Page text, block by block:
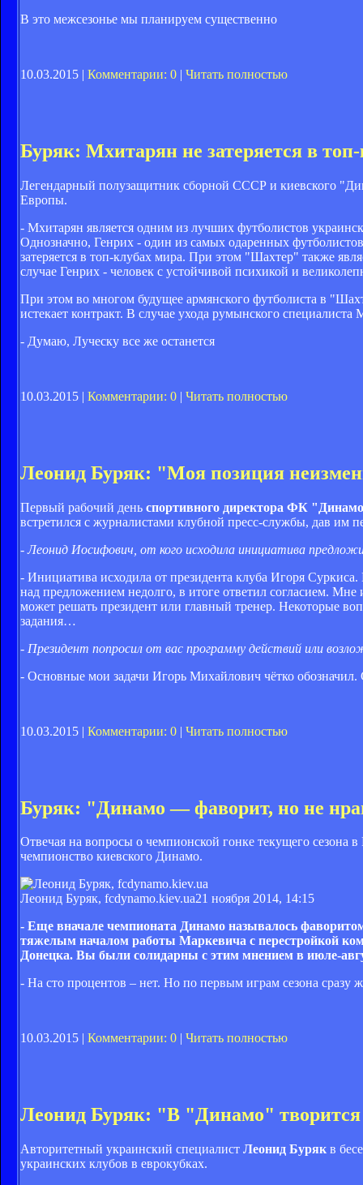
В это межсезонье мы планируем существенно
10.03.2015 | Комментарии: 0 | Читать полностью
Буряк: Мхитарян не затеряется в
Легендарный полузащитник сборной СССР и киевского
Европы.
- Мхитарян является одним из лучших футболистов
Однозначно, Генрих - один из самых одаренных
затеряется в топ-клубах мира. При этом "Шахтер" также
случае Генрих - человек с устойчивой психикой и
При этом во многом будущее армянского футболиста в
истекает контракт. В случае ухода румынского
- Думаю, Луческу все же останется
10.03.2015 | Комментарии: 0 | Читать полностью
Леонид Буряк: "Моя позиция
Первый рабочий день спортивного директора ФК
встретился с журналистами клубной пресс-службы, дав им
- Леонид Иосифович, от кого исходила инициатива
- Инициатива исходила от президента клуба Игоря
над предложением недолго, в итоге ответил согласием.
может решать президент или главный тренер. Некоторые
задания…
- Президент попросил от вас программу действий или
- Основные мои задачи Игорь Михайлович чётко обозначил.
10.03.2015 | Комментарии: 0 | Читать полностью
Буряк: "Динамо — фаворит, но не
Отвечая на вопросы о чемпионской гонке текущего сезона
чемпионство киевского Динамо.
Леонид Буряк, fcdynamo.kiev.ua21 ноября 2014, 14:15
- Еще вначале чемпионата Динамо называлось
тяжелым началом работы Маркевича с перестройкой
Донецка. Вы были солидарны с этим мнением в июле-
- На сто процентов – нет. Но по первым играм сезона сразу
10.03.2015 | Комментарии: 0 Читать полностью
Леонид Буряк: "В "Динамо" творится
Авторитетный украинский специалист Леонид Буряк в
украинских клубов в еврокубках.